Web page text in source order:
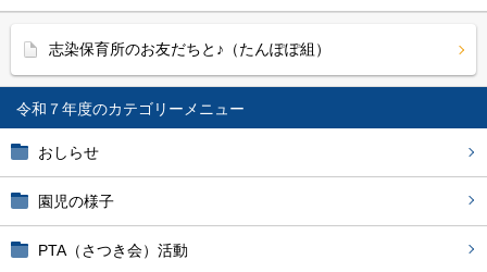
令和７年度
おしらせ
園児の様子
PTA（さつき会）活動
志染保育所のお友だちと♪（たんぽぽ組）